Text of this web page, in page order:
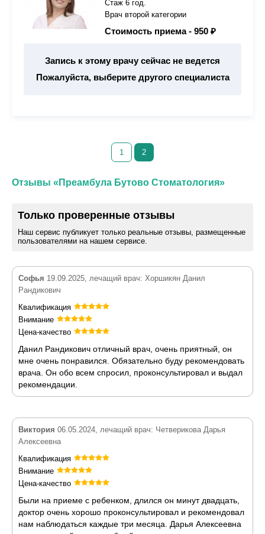
Стаж 6 год.
Врач второй категории
Стоимость приема - 950 ₽
Запись к этому врачу сейчас не ведется
Пожалуйста, выберите другого специалиста
1 2
Отзывы «Преамбула Бутово Стоматология»
Только проверенные отзывы
Наш сервис публикует только реальные отзывы, размещенные
пользователями на нашем сервисе.
Софья 19.09.2025, лечащий врач: Хоршикян Данил
Рандикович
Квалификация
Внимание
Цена-качество
Данил Рандикович отличный врач, очень приятный, он
мне очень понравился. Обязательно буду рекомендовать
врача. Он обо всем спросил, проконсультировал и выдал
рекомендации.
Виктория 06.05.2024, лечащий врач: Четверикова Дарья
Алексеевна
Квалификация
Внимание
Цена-качество
Были на приеме с ребенком, длился он минут двадцать,
доктор очень хорошо проконсультировал и рекомендовал
нам наблюдаться каждые три месяца. Дарья Алексеевна